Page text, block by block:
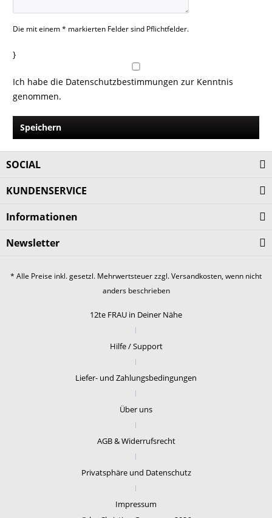
Die mit einem * markierten Felder sind Pflichtfelder.
}
Ich habe die Datenschutzbestimmungen zur Kenntnis
genommen.
Speichern
SOCIAL
KUNDENSERVICE
Informationen
Newsletter
* Alle Preise inkl. gesetzl. Mehrwertsteuer zzgl.Versandkosten, wenn nicht
anders beschrieben
12te FRAU in Deiner Nähe
Hilfe / Support
Liefer- und Zahlungsbedingungen
Über uns
AGB & Widerrufsrecht
Privatsphäre und Datenschutz
Impressum